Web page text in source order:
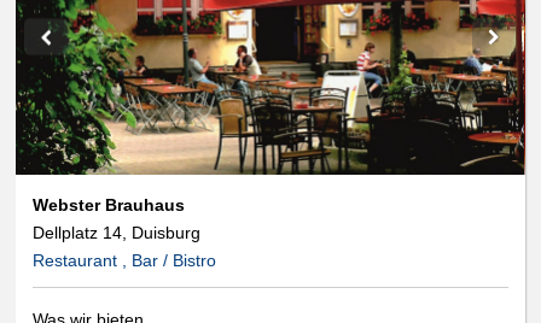
Webster Brauhaus
Dellplatz 14, Duisburg
Restaurant , Bar / Bistro